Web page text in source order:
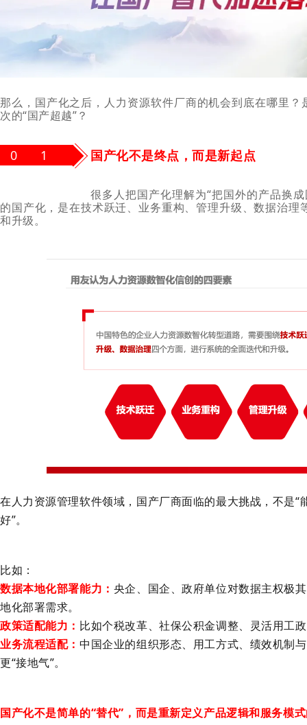
那么，国产化之后，人力资源软件厂商的机会到底在哪里？
次的“国产超越”？
0 1 国产化不是终点，而是新起点
很多人把国产化理解为“把国外的产品换
的国产化，是在技术跃迁、业务重构、管理升级、数据治理
和升级。
在人力资源管理软件领域，国产厂商面临的最大挑战，不是“
好”。
比如：
数据本地化部署能力 ： 央企、国企、政府单位对数据主权极
地化部署需求。
政策适配能力 ： 比如个税改革、社保公积金调整、灵活用工
业务流程适配：中国企业的组织形态、用工方式、绩效机制
更“接地气”。
国产化不是简单的“替代”，而是重新定义产品逻辑和服务模式